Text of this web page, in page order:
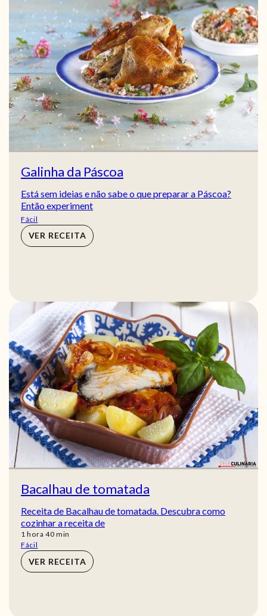
Galinha da Páscoa
Está sem ideias e não sabe o que preparar a Páscoa?
Então experiment
Fácil
VER RECEITA
Bacalhau de tomatada
Receita de Bacalhau de tomatada. Descubra como
cozinhar a receita de
1 hora
hora 40min
min
Fácil
VER RECEITA